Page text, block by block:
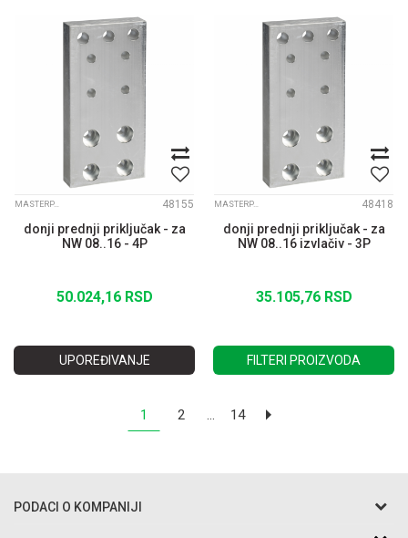
MASTERPACT NW 48155
donji prednji priključak - za
NW 08..16 - 4P
50.024,16 RSD
MASTERPACT NW 48418
donji prednji priključak - za
NW 08..16 izvlačiv - 3P
35.105,76 RSD
UPOREĐIVANJE FILTERI PROIZVODA
1 2 ... 14
PODACI O KOMPANIJI